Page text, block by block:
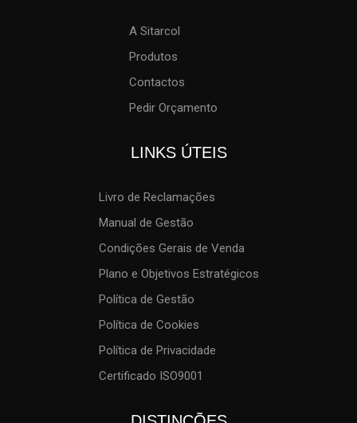
A Sitarcol
Produtos
Contactos
Pedir Orçamento
LINKS ÚTEIS
Livro de Reclamações
Manual de Gestão
Condições Gerais de Venda
Plano e Objetivos Estratégicos
Política de Gestão
Política de Cookies
Política de Privacidade
Certificado ISO9001